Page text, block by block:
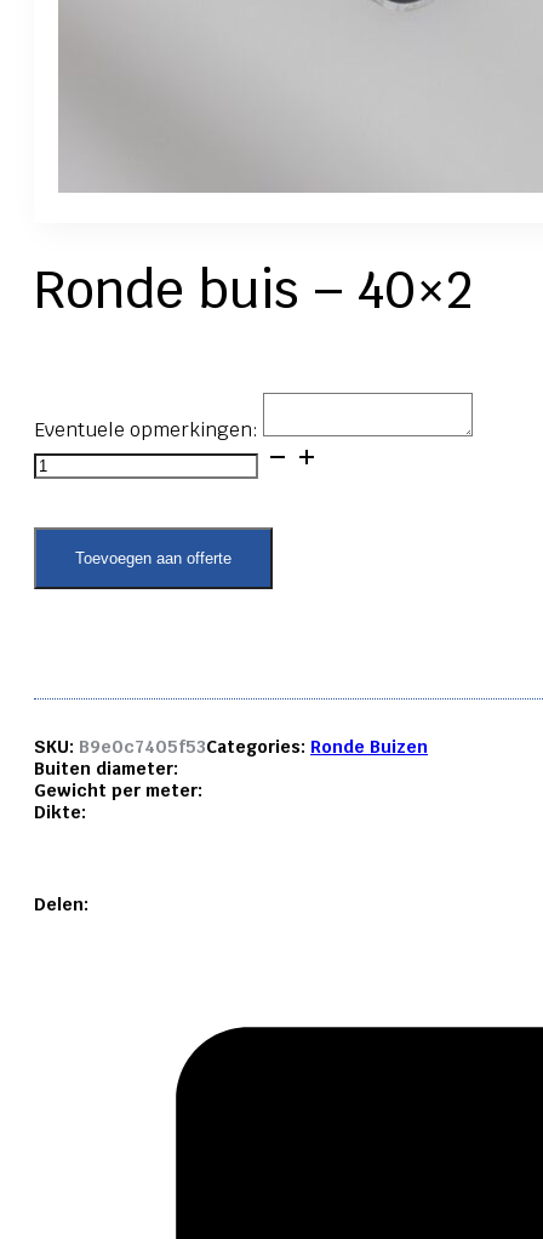
Ronde buis – 40×2
Eventuele opmerkingen:
Ronde
buis
40x2
aantalToevoegen aan offerte
SKU: B9e0c7405f53Categories: Ronde Buizen
Buiten diameter:
Gewicht per meter:
Dikte:
Delen: